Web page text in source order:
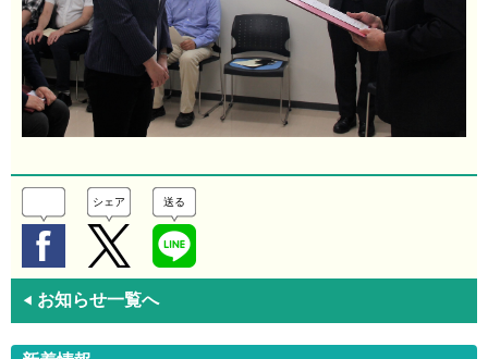
シェア 送る
◀ お知らせ一覧へ